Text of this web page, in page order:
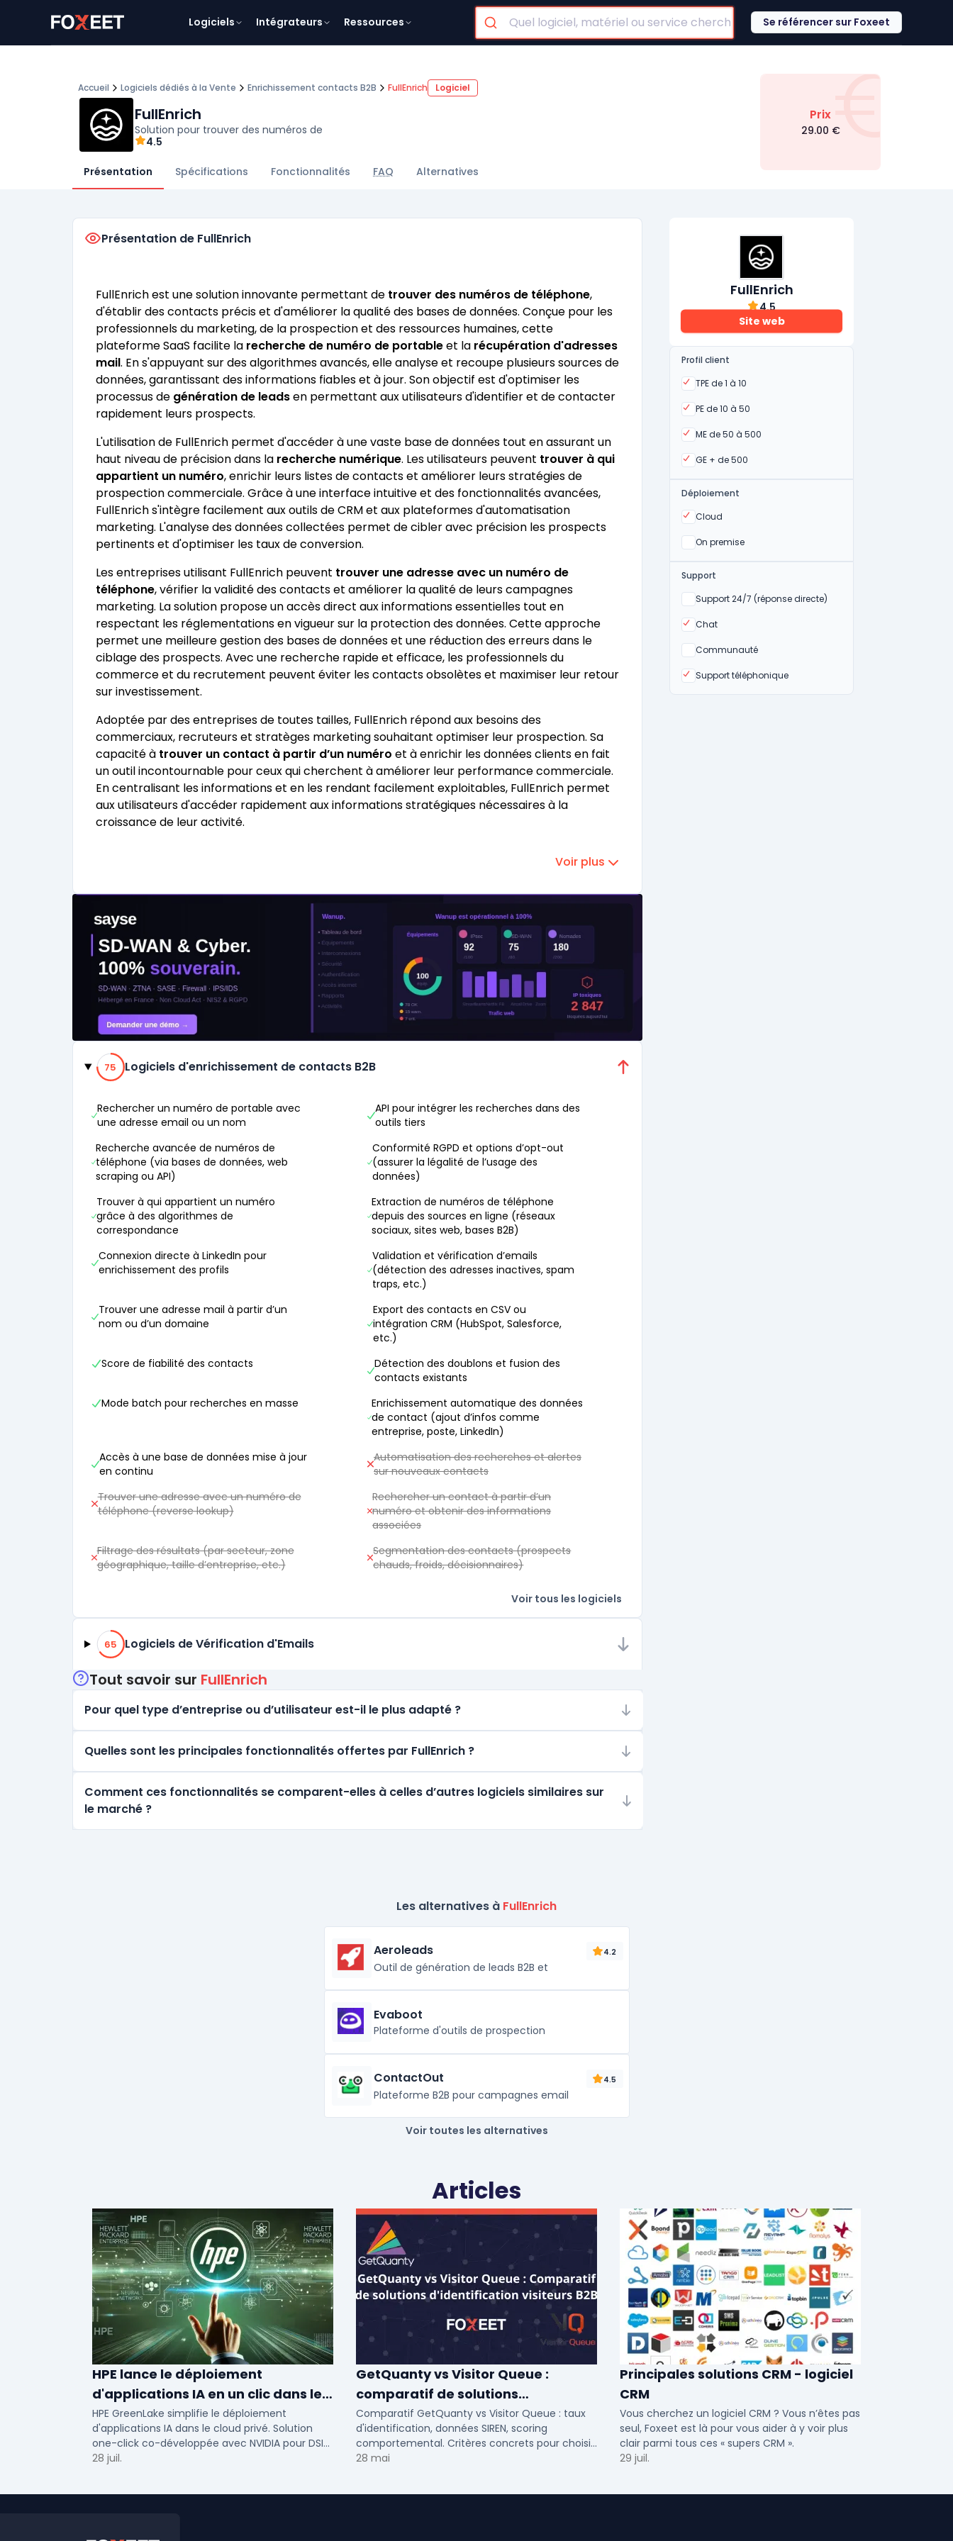
Logiciels Intégrateurs Ressources Se référencer sur Foxeet
Accueil Logiciels dédiés à la Vente Enrichissement contacts B2B FullEnrich Logiciel
FullEnrich
Solution pour trouver des numéros de
4.5
Présentation Spécifications Fonctionnalités FAQ Alternatives
€
Prix
29.00 €
FullEnrich
4.5
Site web
Profil client
TPE de 1 à 10
Oui
PE de 10 à 50
Oui
ME de 50 à 500
Oui
GE + de 500
Oui
Déploiement
Cloud
Oui
On premise
Oui
Support
Support 24/7 (réponse directe)
Non
Chat
Oui
Communauté
Non
Support téléphonique
Oui
Présentation de FullEnrich
FullEnrich est une solution innovante permettant de trouver des numéros de téléphone,
d'établir des contacts précis et d'améliorer la qualité des bases de données. Conçue pour les
professionnels du marketing, de la prospection et des ressources humaines, cette
plateforme SaaS facilite la recherche de numéro de portableet la récupération d'adresses
mail. En s'appuyant sur des algorithmes avancés, elle analyse et recoupe plusieurs sources de
données, garantissant des informations fiables et à jour. Son objectif est d'optimiser les
processus de génération de leadsen permettant aux utilisateurs d'identifier et de contacter
rapidement leurs prospects.
L'utilisation de FullEnrich permet d'accéder à une vaste base de données tout en assurant un
haut niveau de précision dans la recherche numérique. Les utilisateurs peuvent trouver à qui
appartient un numéro, enrichir leurs listes de contacts et améliorer leurs stratégies de
prospection commerciale. Grâce à une interface intuitive et des fonctionnalités avancées,
FullEnrich s'intègre facilement aux outils de CRM et aux plateformes d'automatisation
marketing. L'analyse des données collectées permet de cibler avec précision les prospects
pertinents et d'optimiser les taux de conversion.
Les entreprises utilisant FullEnrich peuvent trouver une adresse avec un numéro de
téléphone, vérifier la validité des contacts et améliorer la qualité de leurs campagnes
marketing. La solution propose un accès direct aux informations essentielles tout en
respectant les réglementations en vigueur sur la protection des données. Cette approche
permet une meilleure gestion des bases de données et une réduction des erreurs dans le
ciblage des prospects. Avec une recherche rapide et efficace, les professionnels du
commerce et du recrutement peuvent éviter les contacts obsolètes et maximiser leur retour
sur investissement.
Adoptée par des entreprises de toutes tailles, FullEnrich répond aux besoins des
commerciaux, recruteurs et stratèges marketing souhaitant optimiser leur prospection. Sa
capacité à trouver un contact à partir d’un numéro et à enrichir les données clients en fait
un outil incontournable pour ceux qui cherchent à améliorer leur performance commerciale.
En centralisant les informations et en les rendant facilement exploitables, FullEnrich permet
aux utilisateurs d'accéder rapidement aux informations stratégiques nécessaires à la
croissance de leur activité.
Voir plus
Catégories
75% de compatibilité
75 Logiciels d'enrichissement de contacts B2B
Rechercher un numéro de portable avec
une adresse email ou un nom
API pour intégrer les recherches dans des
outils tiers
Recherche avancée de numéros de
téléphone (via bases de données, web
scraping ou API)
Conformité RGPD et options d’opt-out
(assurer la légalité de l’usage des
données)
Trouver à qui appartient un numéro
grâce à des algorithmes de
correspondance
Extraction de numéros de téléphone
depuis des sources en ligne (réseaux
sociaux, sites web, bases B2B)
Connexion directe à LinkedIn pour
enrichissement des profils
Validation et vérification d’emails
(détection des adresses inactives, spam
traps, etc.)
Trouver une adresse mail à partir d’un
nom ou d’un domaine
Export des contacts en CSV ou
intégration CRM (HubSpot, Salesforce,
etc.)
Score de fiabilité des contacts
Détection des doublons et fusion des
contacts existants
Mode batch pour recherches en masse
Enrichissement automatique des données
de contact (ajout d’infos comme
entreprise, poste, LinkedIn)
Accès à une base de données mise à jour
en continu
Automatisation des recherches et alertes
sur nouveaux contacts
Trouver une adresse avec un numéro de
téléphone (reverse lookup)
Rechercher un contact à partir d’un
numéro et obtenir des informations
associées
Filtrage des résultats (par secteur, zone
géographique, taille d’entreprise, etc.)
Segmentation des contacts (prospects
chauds, froids, décisionnaires)
Voir tous les logiciels
65% de compatibilité
65 Logiciels de Vérification d'Emails
Tout savoir sur FullEnrich
Pour quel type d’entreprise ou d’utilisateur est-il le plus adapté ?
Quelles sont les principales fonctionnalités offertes par FullEnrich ?
Comment ces fonctionnalités se comparent-elles à celles d’autres logiciels similaires sur
le marché ?
Les alternatives à FullEnrich
Aeroleads 4.2
Outil de génération de leads B2B et
Evaboot
Plateforme d'outils de prospection
ContactOut 4.5
Plateforme B2B pour campagnes email
Voir toutes les alternatives
Articles
HPE lance le déploiement
d'applications IA en un clic dans le
cloud privé
HPE GreenLake simplifie le déploiement
d'applications IA dans le cloud privé. Solution
one-click co-développée avec NVIDIA pour DSI
de PME et ETI : performance et conformité.
28 juil.
GetQuanty vs Visitor Queue :
comparatif de solutions
d'identification visiteurs B2B
Comparatif GetQuanty vs Visitor Queue : taux
d'identification, données SIREN, scoring
comportemental. Critères concrets pour choisir
votre solution de lead generation B2B en PME et
28 mai
Principales solutions CRM - logiciel
CRM
Vous cherchez un logiciel CRM ? Vous n’êtes pas
seul, Foxeet est là pour vous aider à y voir plus
clair parmi tous ces « supers CRM ».
29 juil.